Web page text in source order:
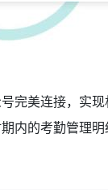
完美连接，实
内的考勤管理